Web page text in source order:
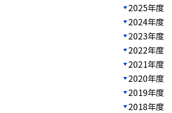
2025年度
2024年度
2023年度
2022年度
2021年度
2020年度
2019年度
2018年度